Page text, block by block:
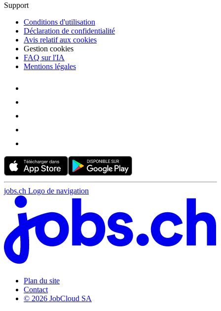
Support
Conditions d'utilisation
Déclaration de confidentialité
Avis relatif aux cookies
Gestion cookies
FAQ sur l'IA
Mentions légales
jobs.ch Logo de navigation
Plan du site
Contact
© 2026 JobCloud SA